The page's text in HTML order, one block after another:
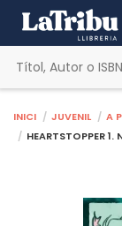
Inici Juvenil
A
HEARTSTOPPER